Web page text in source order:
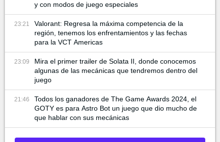
y con modos de juego especiales
23:21
Valorant: Regresa la máxima competencia de la
región, tenemos los enfrentamientos y las fechas
para la VCT Americas
23:09
Mira el primer trailer de Solata II, donde conocemos
algunas de las mecánicas que tendremos dentro del
juego
21:46
Todos los ganadores de The Game Awards 2024, el
GOTY es para Astro Bot un juego que dio mucho de
que hablar con sus mecánicas